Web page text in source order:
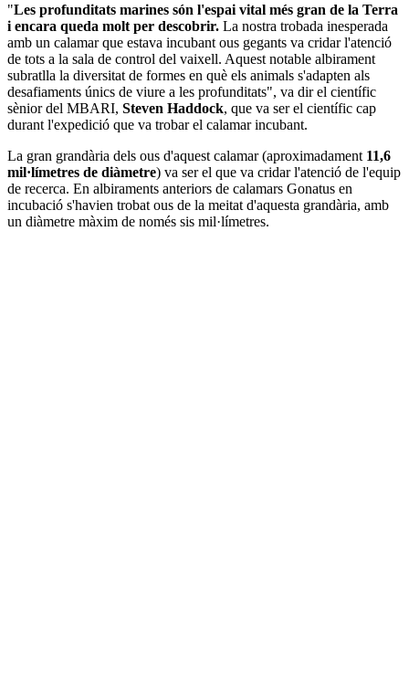
"Les profunditats marines són l'espai vital més gran de la Terra
i encara queda molt per descobrir. La nostra trobada inesperada
amb un calamar que estava incubant ous gegants va cridar l'atenció
de tots a la sala de control del vaixell. Aquest notable albirament
subratlla la diversitat de formes en què els animals s'adapten als
desafiaments únics de viure a les profunditats", va dir el científic
sènior del MBARI, Steven Haddock, que va ser el científic cap
durant l'expedició que va trobar el calamar incubant.
La gran grandària dels ous d'aquest calamar (aproximadament 11,6
mil·límetres de diàmetre) va ser el que va cridar l'atenció de l'equip
de recerca. En albiraments anteriors de calamars Gonatus en
incubació s'havien trobat ous de la meitat d'aquesta grandària, amb
un diàmetre màxim de només sis mil·límetres.